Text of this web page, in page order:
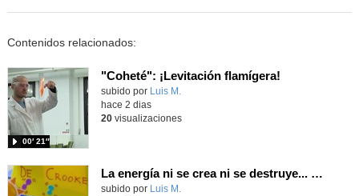
Contenidos relacionados:
"Coheté": ¡Levitación flamígera!
Contenido educativo.
subido por Luis M.
00′ 21″
hace 2 dias
20visualizaciones
La energía ni se crea ni se destruye... ¡se experimenta! El Tierno en la Feria Madrid es Ciencia 2026
Contenido educativo.
subido por Luis M.